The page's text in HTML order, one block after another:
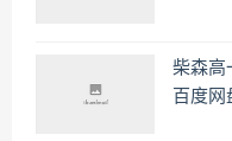
柴森高
百度网